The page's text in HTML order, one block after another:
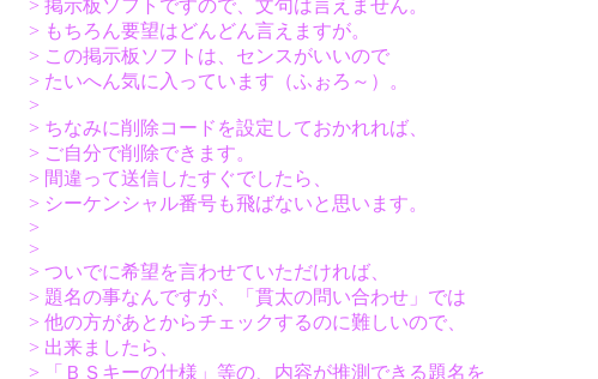
> 掲示板ソフトですので、文句は言えません。
> もちろん要望はどんどん言えますが。
> この掲示板ソフトは、センスがいいので
> たいへん気に入っています（ふぉろ～）。
>
> ちなみに削除コードを設定しておかれれば、
> ご自分で削除できます。
> 間違って送信したすぐでしたら、
> シーケンシャル番号も飛ばないと思います。
>
>
> ついでに希望を言わせていただければ、
> 題名の事なんですが、「貫太の問い合わせ」では
> 他の方があとからチェックするのに難しいので、
> 出来ましたら、
> 「ＢＳキーの仕様」等の、内容が推測できる題名を